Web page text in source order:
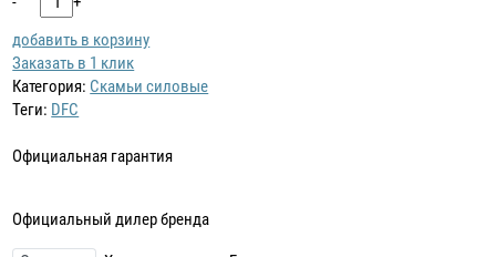
добавить в корзину
Заказать в 1 клик
Категория: Скамьи силовые
Теги: DFC
Официальная гарантия
Официальный дилер бренда